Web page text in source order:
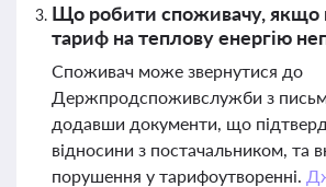
Що робити споживачу, якщо
тариф на теплову енергію
Споживач може звернутися до
Держпродспоживслужби з
додавши документи, що
відносини з постачальником, та
порушення у тарифоутворенні.